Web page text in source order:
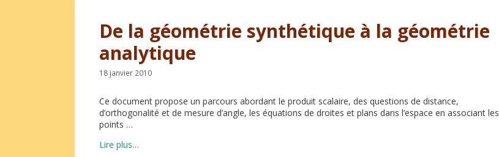
De la géométrie synthétique à la géométrie
analytique
18 janvier 2010
Ce document propose un parcours abordant le produit scalaire, des questions de distance,
d’orthogonalité et de mesure d’angle, les équations de droites et plans dans l’espace en associant les
points …
Lire plus…